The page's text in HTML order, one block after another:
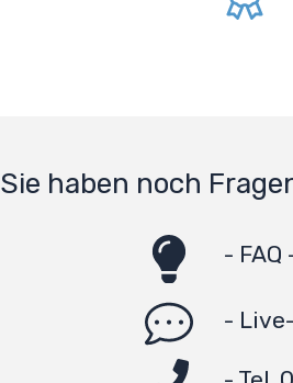
Sie haben noch
- FAQ
-